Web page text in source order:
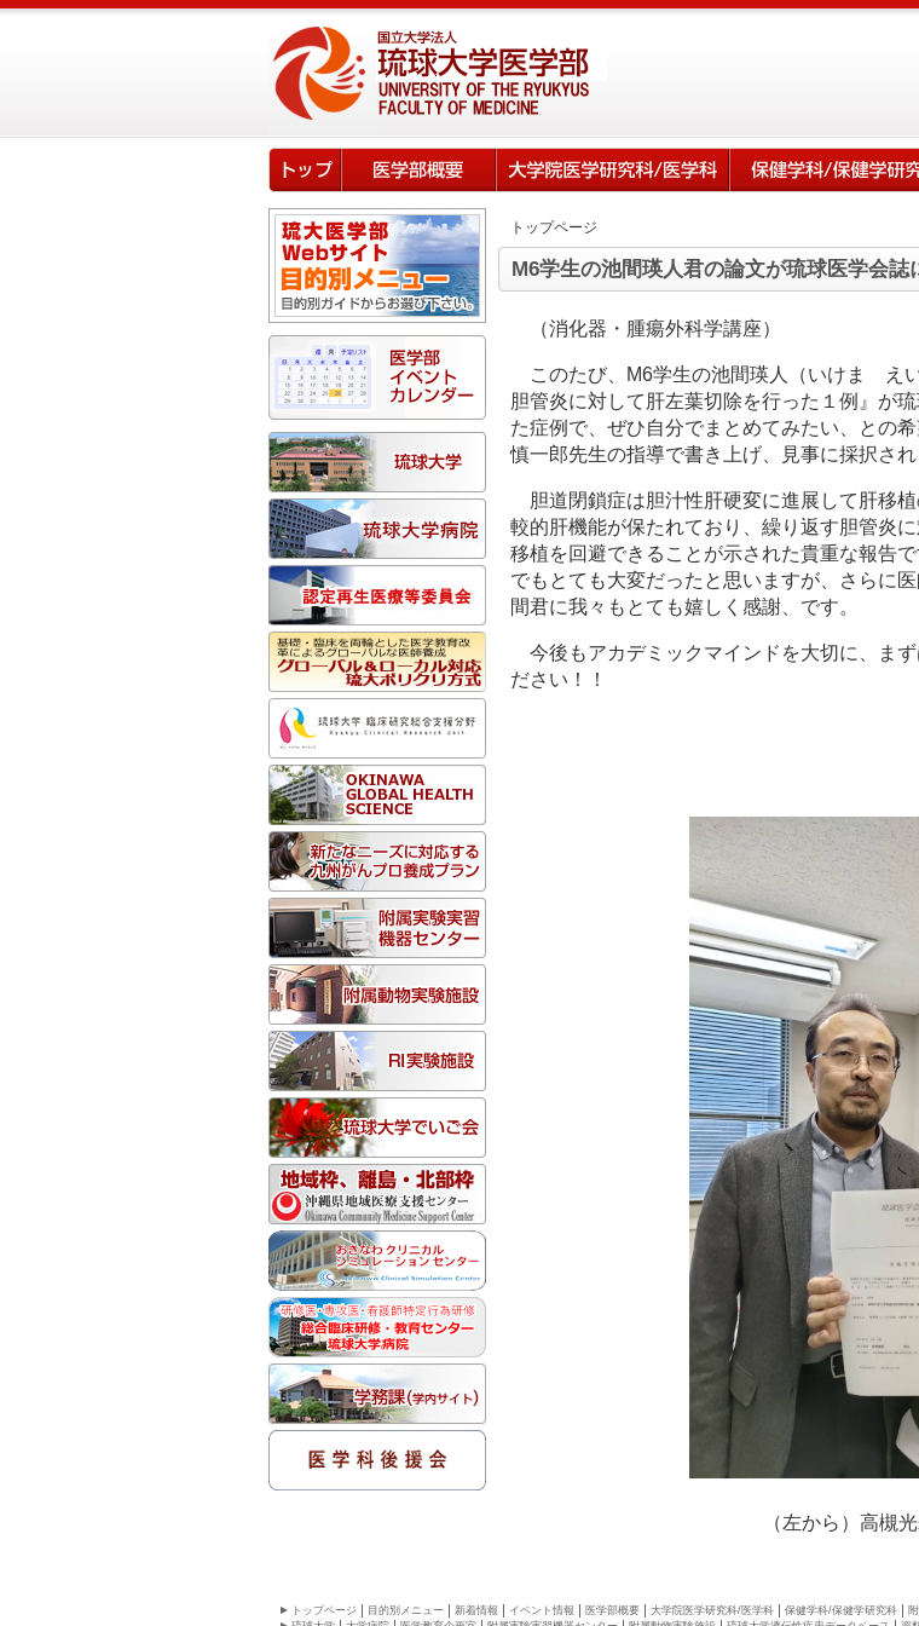
トップページ
M6学生の池間瑛人君の論文が琉球医学会誌
（消化器・腫瘍外科学講座）
このたび、M6学生の池間瑛人（いけま え
胆管炎に対して肝左葉切除を行った１例』が
た症例で、ぜひ自分でまとめてみたい、との
慎一郎先生の指導で書き上げ、見事に採択され
胆道閉鎖症は胆汁性肝硬変に進展して肝移
較的肝機能が保たれており、繰り返す胆管炎
移植を回避できることが示された貴重な報告
でもとても大変だったと思いますが、さらに
間君に我々もとても嬉しく感謝、です。
今後もアカデミックマインドを大切に、ま
ださい！！
（左から）高槻
トップページ 目的別メニュー 新着情報 イベント情報 医学部概要 大学院医学研究科/医学科 保健学科/保健学研究科